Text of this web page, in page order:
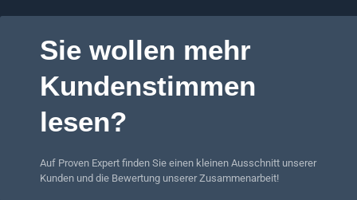
Sie wollen mehr
Kundenstimmen
lesen?
Auf Proven Expert finden Sie einen kleinen Ausschnitt unserer
Kunden und die Bewertung unserer Zusammenarbeit!